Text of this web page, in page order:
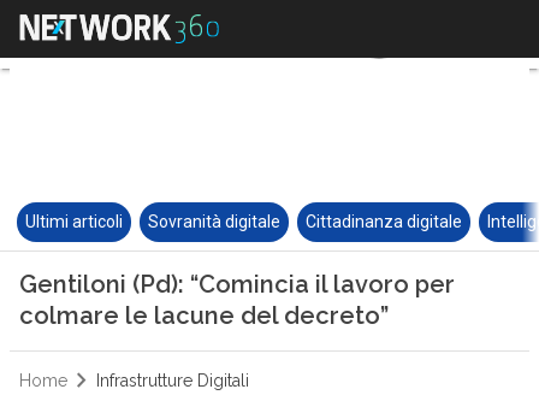
Ultimi articoli Sovranità digitale Cittadinanza digitale
Gentiloni (Pd): “Comincia il lavoro per
colmare le lacune del decreto”
Home Infrastrutture Digitali